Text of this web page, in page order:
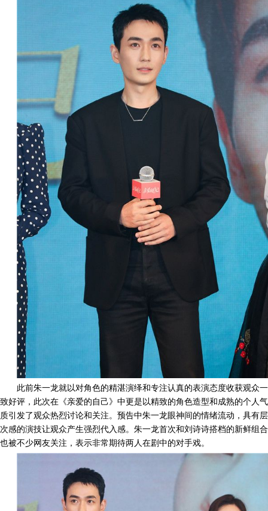
此前朱一龙就以对角色的精湛演绎和专注认真的表演态度收获观众一
致好评，此次在《亲爱的自己》中更是以精致的角色造型和成熟的个人气
质引发了观众热烈讨论和关注。预告中朱一龙眼神间的情绪流动 ， 具有层
次感的演技让观众产生强烈代入感。朱一龙首次和刘诗诗搭档的新鲜组合
也被不少网友关注， 表示非常期待两人在剧中的对手戏。